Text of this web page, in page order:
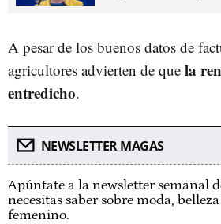
A pesar de los buenos datos de
agricultores advierten de que la
entredicho.
NEWSLETTER MAGAS
Apúntate a la newsletter semanal
necesitas saber sobre moda,
femenino.